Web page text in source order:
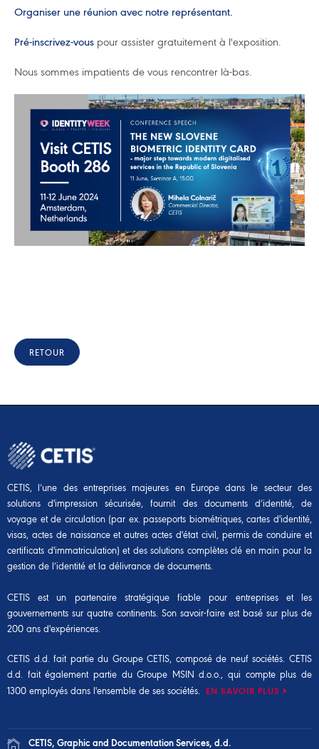
Organiser une réunion avec notre représentant.
Pré-inscrivez-vous pour assister gratuitement à l'exposition.
Nous sommes impatients de vous rencontrer là-bas.
RETOUR
CETIS, l’une des entreprises majeures en Europe dans le secteur des
solutions d'impression sécurisée, fournit des documents d’identité, de
voyage et de circulation (par ex. passeports biométriques, cartes d'identité,
visas, actes de naissance et autres actes d'état civil, permis de conduire et
certificats d'immatriculation) et des solutions complètes clé en main pour la
gestion de l’identité et la délivrance de documents.
CETIS est un partenaire stratégique fiable pour entreprises et les
gouvernements sur quatre continents. Son savoir-faire est basé sur plus de
200 ans d'expériences.
CETIS d.d. fait partie du Groupe CETIS, composé de neuf sociétés. CETIS
d.d. fait également partie duGroupe MSIN d.o.o. , qui compte plus de
1300 employés dans l'ensemble de ses sociétés. EN SAVOIR PLUS
CETIS, Graphic and Documentation Services, d.d.